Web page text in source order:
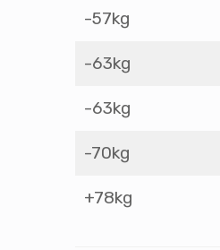
-57kg
-63kg
-63kg
-70kg
+78kg